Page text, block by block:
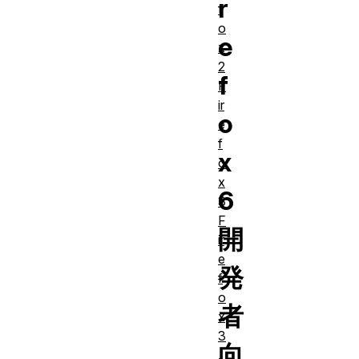
r
e
f
o
x
6
開
発
者
f
o
x
2
F
ir
e
f
o
x
3
F
ir
e
f
o
x
3
.